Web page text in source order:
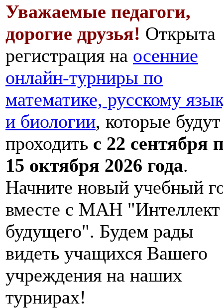
Уважаемые педагоги,
дорогие друзья! Открыта
регистрация на осенние
онлайн-турниры по
математике, русскому
и биологии, которые будут
проходить с 22 сентября
15 октября 2026 года.
Начните новый учебный
вместе с МАН "Интеллект
будущего". Будем рады
видеть учащихся Вашего
учреждения на наших
турнирах!